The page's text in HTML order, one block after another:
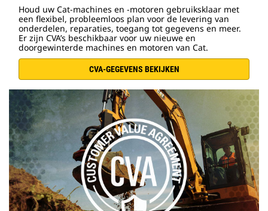
Houd uw Cat-machines en -motoren gebruiksklaar met
een flexibel, probleemloos plan voor de levering van
onderdelen, reparaties, toegang tot gegevens en meer.
Er zijn CVA’s beschikbaar voor uw nieuwe en
doorgewinterde machines en motoren van Cat.
CVA-GEGEVENS BEKIJKEN